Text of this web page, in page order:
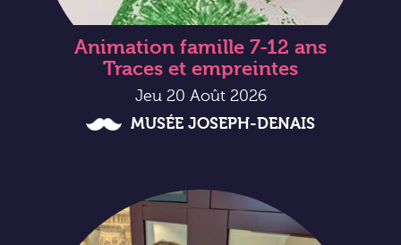
Animation famille 7-12 ans
Traces et empreintes
Jeu 20 Août 2026
MUSÉE JOSEPH-DENAIS